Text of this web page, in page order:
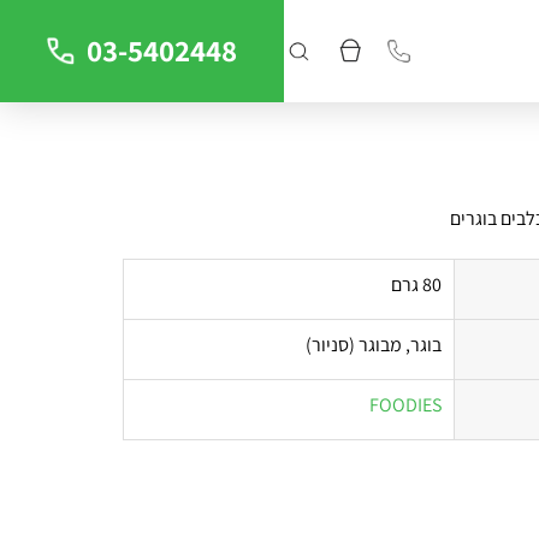
03-5402448
בוגרים
80 גרם
בוגר, מבוגר (סניור)
FOODIES